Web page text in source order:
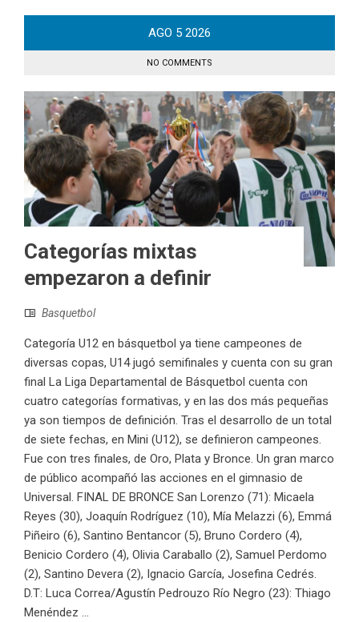
AGO 5 2026
NO COMMENTS
Categorías mixtas
empezaron a definir
Basquetbol
Categoría U12 en básquetbol ya tiene campeones de
diversas copas, U14 jugó semifinales y cuenta con su gran
final La Liga Departamental de Básquetbol cuenta con
cuatro categorías formativas, y en las dos más pequeñas
ya son tiempos de definición. Tras el desarrollo de un total
de siete fechas, en Mini (U12), se definieron campeones.
Fue con tres finales, de Oro, Plata y Bronce. Un gran marco
de público acompañó las acciones en el gimnasio de
Universal. FINAL DE BRONCE San Lorenzo (71): Micaela
Reyes (30), Joaquín Rodríguez (10), Mía Melazzi (6), Emmá
Piñeiro (6), Santino Bentancor (5), Bruno Cordero (4),
Benicio Cordero (4), Olivia Caraballo (2), Samuel Perdomo
(2), Santino Devera (2), Ignacio García, Josefina Cedrés.
D.T: Luca Correa/Agustín Pedrouzo Río Negro (23): Thiago
Menéndez ...